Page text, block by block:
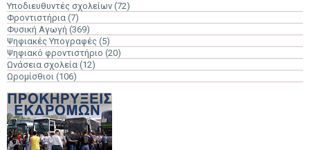
Υποδιευθυντές σχολείων (72)
Φροντιστήρια (7)
Φυσική Αγωγή (369)
Ψηφιακές Υπογραφές (5)
Ψηφιακό φροντιστήριο (20)
Ωνάσεια σχολεία (12)
Ωρομίσθιοι (106)